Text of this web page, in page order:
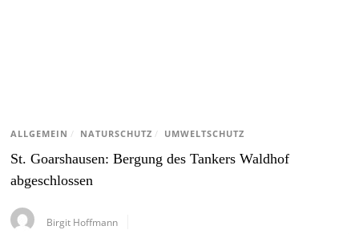
ALLGEMEIN / NATURSCHUTZ / UMWELTSCHUTZ
St. Goarshausen: Bergung des Tankers Waldhof
abgeschlossen
Birgit Hoffmann